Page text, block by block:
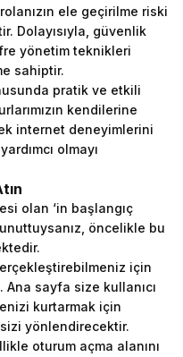
ele geçirilme riski
Dolayısıyla, güvenlik
yönetim teknikleri
sahiptir.
pratik ve etkili
kendilerine
internet deneyimlerini
olmayı
olan ‘in başlangıç
öncelikle bu
için
sayfa size kullanıcı
kurtarmak için
yönlendirecektir.
oturum açma alanını